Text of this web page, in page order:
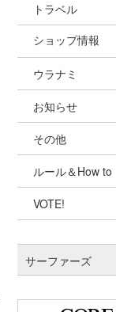
トラベル
ショップ情報
ショップ情報
湘南
千葉北
伊豆
千葉南
四国
沖縄
ウラナミ
お知らせ
その他
ルール＆How to
VOTE!
サーファーズ